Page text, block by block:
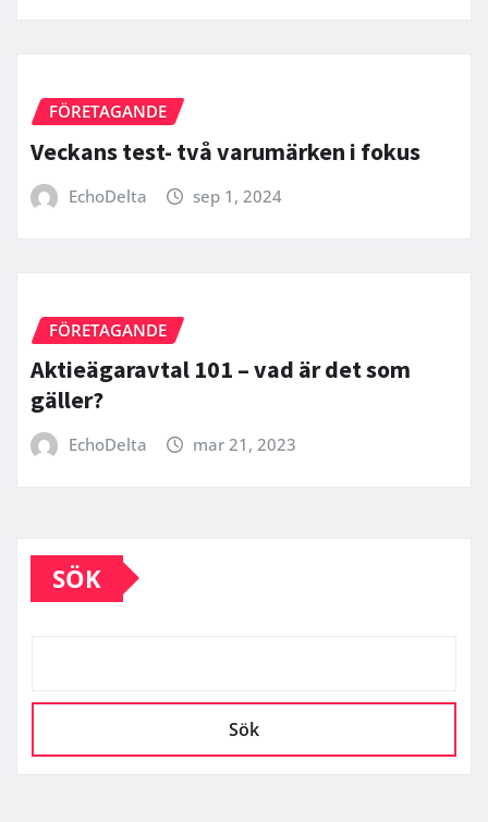
FÖRETAGANDE
Veckans test- två varumärken i fokus
EchoDelta sep 1, 2024
FÖRETAGANDE
Aktieägaravtal 101 – vad är det som
gäller?
EchoDelta mar 21, 2023
SÖK
Sök